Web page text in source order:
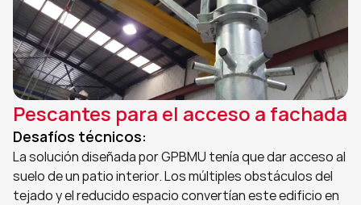
Pescantes para el acceso a fachada
Desafíos técnicos:
La solución diseñada por GPBMU tenía que dar acceso al
suelo de un patio interior. Los múltiples obstáculos del
tejado y el reducido espacio convertían este edificio en